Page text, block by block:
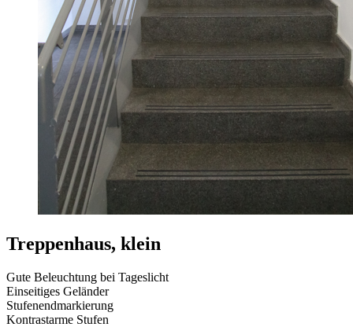
Treppenhaus, klein
Gute Beleuchtung bei Tageslicht
Einseitiges Geländer
Stufenendmarkierung
Kontrastarme Stufen